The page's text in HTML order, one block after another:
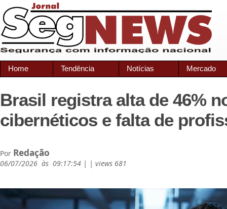
Home Tendência Notícias Mercado
Brasil registra alta de 46%
cibernéticos e falta de
Por Redação
06/07/2026 às 09:17:54 | | views 681